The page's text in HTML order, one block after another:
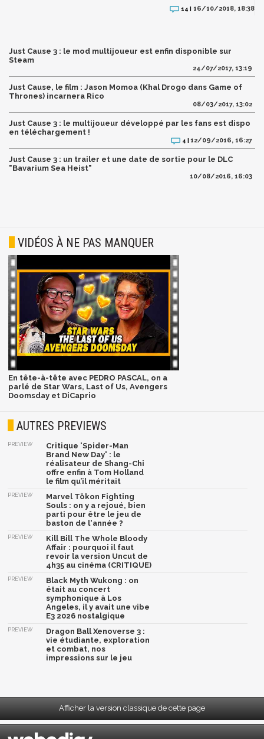
14 | 16/10/2018, 18:38
Just Cause 3 : le mod multijoueur est enfin disponible sur
Steam
24/07/2017, 13:19
Just Cause, le film : Jason Momoa (Khal Drogo dans Game of
Thrones) incarnera Rico
08/03/2017, 13:02
Just Cause 3 : le multijoueur développé par les fans est dispo
en téléchargement !
4 |12/09/2016, 16:27
Just Cause 3 : un trailer et une date de sortie pour le DLC
"Bavarium Sea Heist"
10/08/2016, 16:03
VIDÉOS À NE PAS MANQUER
En tête-à-tête avec PEDRO PASCAL, on a
parlé de Star Wars, Last of Us, Avengers
Doomsday et DiCaprio
AUTRES PREVIEWS
PREVIEW
Critique 'Spider-Man
Brand New Day' : le
réalisateur de Shang-Chi
offre enfin à Tom Holland
le film qu’il méritait
PREVIEW
Marvel Tōkon Fighting
Souls : on y a rejoué, bien
parti pour être le jeu de
baston de l'année ?
PREVIEW
Kill Bill The Whole Bloody
Affair : pourquoi il faut
revoir la version Uncut de
4h35 au cinéma (CRITIQUE)
PREVIEW
Black Myth Wukong : on
était au concert
symphonique à Los
Angeles, il y avait une vibe
E3 2026 nostalgique
PREVIEW
Dragon Ball Xenoverse 3 :
vie étudiante, exploration
et combat, nos
impressions sur le jeu
Afficher la version classique de cette page